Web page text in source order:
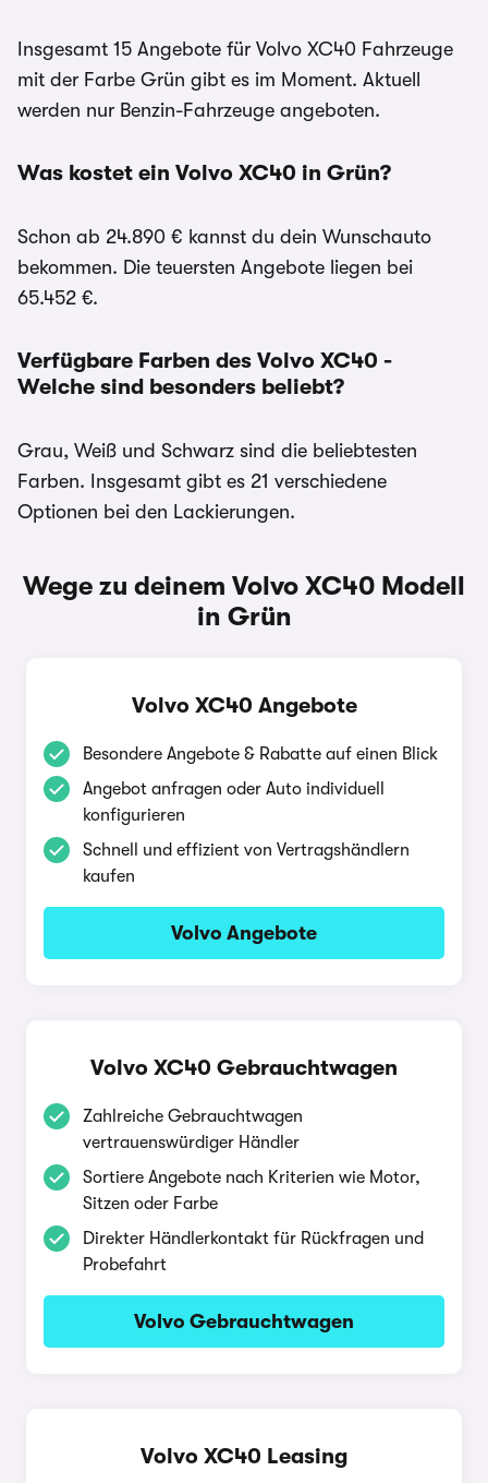
Insgesamt 15 Angebote für Volvo XC40 Fahrzeuge
mit der Farbe Grün gibt es im Moment. Aktuell
werden nur Benzin-Fahrzeuge angeboten.
Was kostet ein Volvo XC40 in Grün?
Schon ab 24.890 € kannst du dein Wunschauto
bekommen. Die teuersten Angebote liegen bei
65.452 €.
Verfügbare Farben des Volvo XC40 -
Welche sind besonders beliebt?
Grau, Weiß und Schwarz sind die beliebtesten
Farben. Insgesamt gibt es 21 verschiedene
Optionen bei den Lackierungen.
Wege zu deinem Volvo XC40 Modell
in Grün
Volvo XC40 Angebote
Besondere Angebote & Rabatte auf einen Blick
Angebot anfragen oder Auto individuell
konfigurieren
Schnell und effizient von Vertragshändlern
kaufen
Volvo Angebote
Volvo XC40 Gebrauchtwagen
Zahlreiche Gebrauchtwagen
vertrauenswürdiger Händler
Sortiere Angebote nach Kriterien wie Motor,
Sitzen oder Farbe
Direkter Händlerkontakt für Rückfragen und
Probefahrt
Volvo Gebrauchtwagen
Volvo XC40 Leasing